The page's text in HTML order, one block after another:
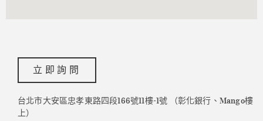
立即詢問
台北市大安區忠孝東路四段166號11樓-1號 （彰化銀行、Mango樓
上）